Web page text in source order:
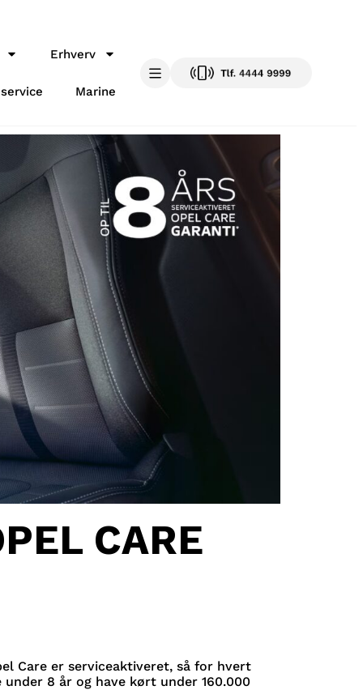
Erhverv
Marine
CARE
Care er serviceaktiveret, så for hvert
8 år og have kørt under 160.000